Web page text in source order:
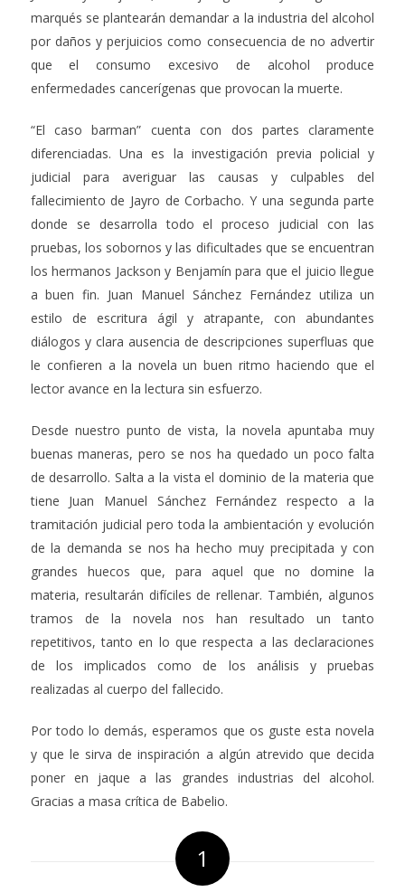
marqués se plantearán demandar a la industria del alcohol
por daños y perjuicios como consecuencia de no advertir
que el consumo excesivo de alcohol produce
enfermedades cancerígenas que provocan la muerte.
“El caso barman” cuenta con dos partes claramente
diferenciadas. Una es la investigación previa policial y
judicial para averiguar las causas y culpables del
fallecimiento de Jayro de Corbacho. Y una segunda parte
donde se desarrolla todo el proceso judicial con las
pruebas, los sobornos y las dificultades que se encuentran
los hermanos Jackson y Benjamín para que el juicio llegue
a buen fin. Juan Manuel Sánchez Fernández utiliza un
estilo de escritura ágil y atrapante, con abundantes
diálogos y clara ausencia de descripciones superfluas que
le confieren a la novela un buen ritmo haciendo que el
lector avance en la lectura sin esfuerzo.
Desde nuestro punto de vista, la novela apuntaba muy
buenas maneras, pero se nos ha quedado un poco falta
de desarrollo. Salta a la vista el dominio de la materia que
tiene Juan Manuel Sánchez Fernández respecto a la
tramitación judicial pero toda la ambientación y evolución
de la demanda se nos ha hecho muy precipitada y con
grandes huecos que, para aquel que no domine la
materia, resultarán difíciles de rellenar. También, algunos
tramos de la novela nos han resultado un tanto
repetitivos, tanto en lo que respecta a las declaraciones
de los implicados como de los análisis y pruebas
realizadas al cuerpo del fallecido.
Por todo lo demás, esperamos que os guste esta novela
y que le sirva de inspiración a algún atrevido que decida
poner en jaque a las grandes industrias del alcohol.
Gracias a masa crítica de Babelio.
1